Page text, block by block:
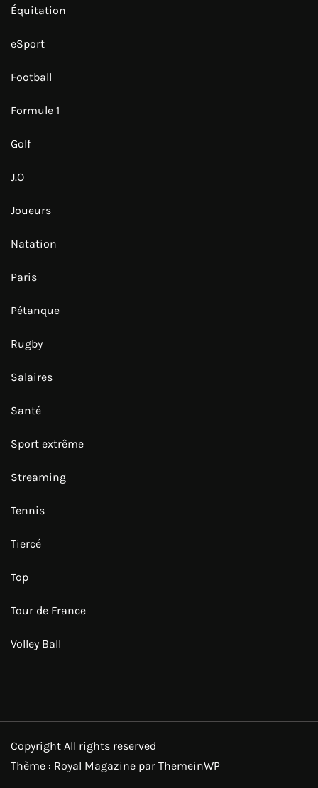
Équitation
eSport
Football
Formule 1
Golf
J.O
Joueurs
Natation
Paris
Pétanque
Rugby
Salaires
Santé
Sport extrême
Streaming
Tennis
Tiercé
Top
Tour de France
Volley Ball
Copyright All rights reserved
Thème : Royal Magazine par ThemeinWP